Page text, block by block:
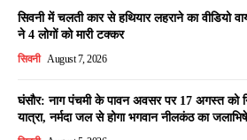
सिवनी में चलती कार से हथियार लहराने का वीडियो
ने 4 लोगों को मारी टक्कर
सिवनी August 7, 2026
घंसौर: नाग पंचमी के पावन अवसर पर 17 अगस्त को
यात्रा, नर्मदा जल से होगा भगवान नीलकंठ का